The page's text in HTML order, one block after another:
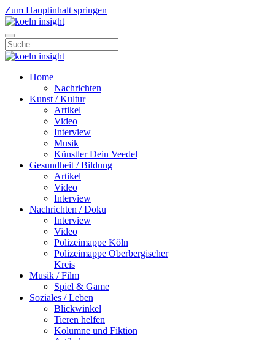
Zum Hauptinhalt springen
Home
Nachrichten
Kunst / Kultur
Artikel
Video
Interview
Musik
Künstler Dein Veedel
Gesundheit / Bildung
Artikel
Video
Interview
Nachrichten / Doku
Interview
Video
Polizeimappe Köln
Polizeimappe Oberbergischer
Kreis
Musik / Film
Spiel & Game
Soziales / Leben
Blickwinkel
Tieren helfen
Kolumne und Fiktion